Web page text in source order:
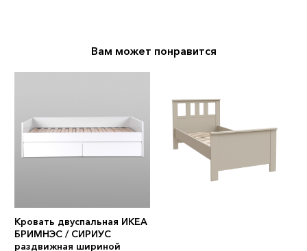
Вам может понравится
Кровать двуспальная ИКЕА
БРИМНЭС / СИРИУС
раздвижная шириной